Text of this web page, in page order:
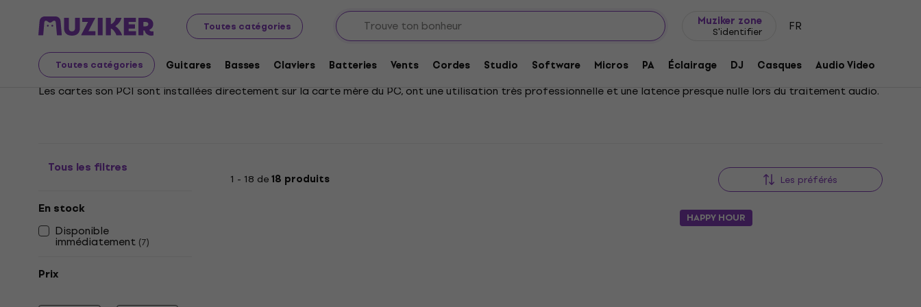
Toutes catégories
Muziker zone
S'identifier FR
Toutes catégories Guitares Basses Claviers Batteries Vents Cordes Studio Software Micros PA Éclairage DJ Casques Audio Video
Instruments de musique Studio Interfaces audio Interfaces audio PCI
Interfaces audio PCI
Les cartes son PCI sont installées directement sur la carte mère du PC, ont une utilisation très professionnelle et une latence presque nulle lors du traitement audio.
Tous les filtres
En stock
Disponible
immédiatement (7)
Prix
1 - 18 de18 produits Les préférés
HAPPY HOUR